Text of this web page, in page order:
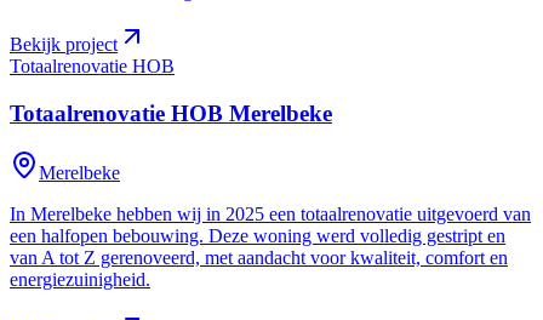
Bekijk project
Totaalrenovatie HOB
Totaalrenovatie HOB Merelbeke
Merelbeke
In Merelbeke hebben wij in 2025 een totaalrenovatie uitgevoerd van
een halfopen bebouwing. Deze woning werd volledig gestript en
van A tot Z gerenoveerd, met aandacht voor kwaliteit, comfort en
energiezuinigheid.